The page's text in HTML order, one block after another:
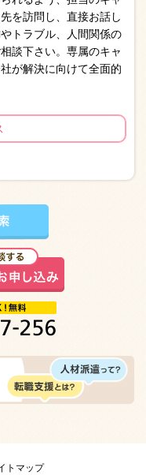
を訪問し、直接お話し
トラブル、人間関係の
談下さい。専属のキャ
が解決に向けて全面的
トマップ